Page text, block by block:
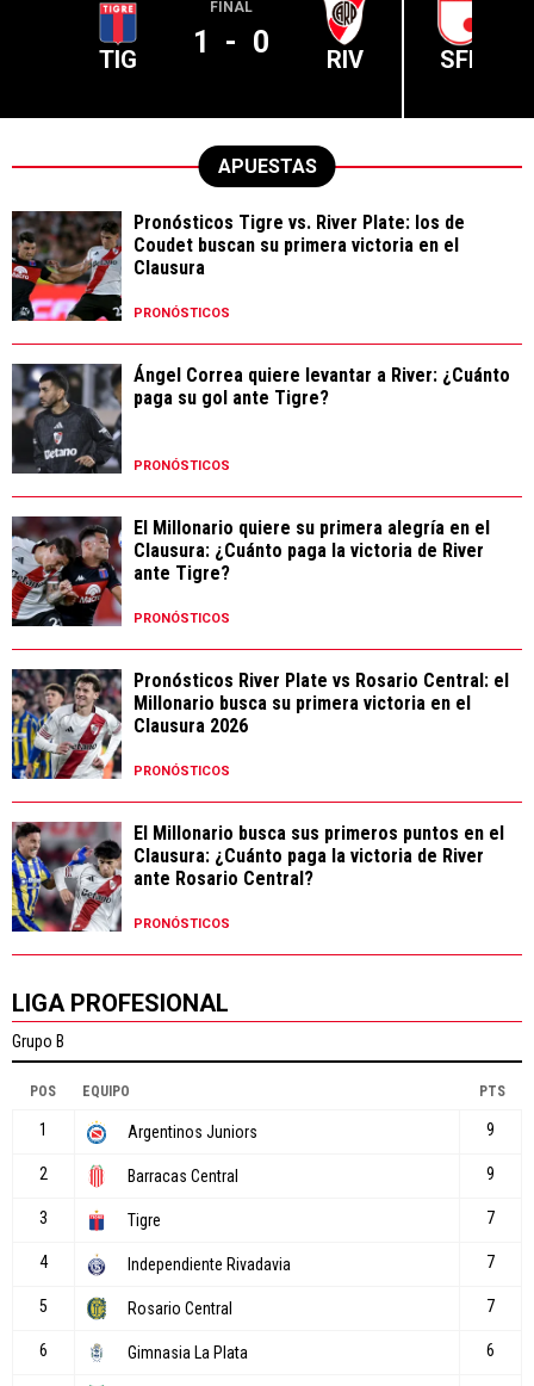
TIG
FINAL
1 - 0 RIV SFE
APUESTAS
Pronósticos Tigre vs. River Plate: los de
Coudet buscan su primera victoria en el
Clausura
PRONÓSTICOS
Ángel Correa quiere levantar a River: ¿Cuánto
paga su gol ante Tigre?
PRONÓSTICOS
El Millonario quiere su primera alegría en el
Clausura: ¿Cuánto paga la victoria de River
ante Tigre?
PRONÓSTICOS
Pronósticos River Plate vs Rosario Central: el
Millonario busca su primera victoria en el
Clausura 2026
PRONÓSTICOS
El Millonario busca sus primeros puntos en el
Clausura: ¿Cuánto paga la victoria de River
ante Rosario Central?
PRONÓSTICOS
LIGA PROFESIONAL